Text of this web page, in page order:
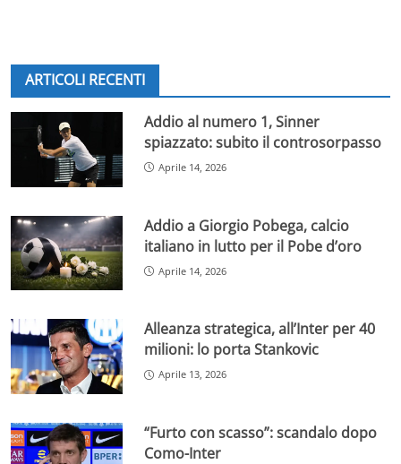
ARTICOLI RECENTI
Addio al numero 1, Sinner
spiazzato: subito il controsorpasso
Aprile 14, 2026
Addio a Giorgio Pobega, calcio
italiano in lutto per il Pobe d’oro
Aprile 14, 2026
Alleanza strategica, all’Inter per 40
milioni: lo porta Stankovic
Aprile 13, 2026
“Furto con scasso”: scandalo dopo
Como-Inter